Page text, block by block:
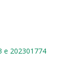
e 202301774